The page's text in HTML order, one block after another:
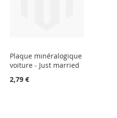
Plaque minéralogique
voiture - Just married
2,79 €